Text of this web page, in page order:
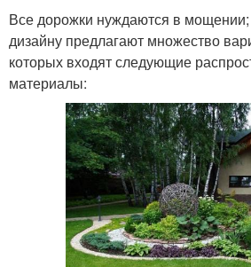
Все дорожки нуждаются в
дизайну предлагают множество
которых входят следующие
материалы: